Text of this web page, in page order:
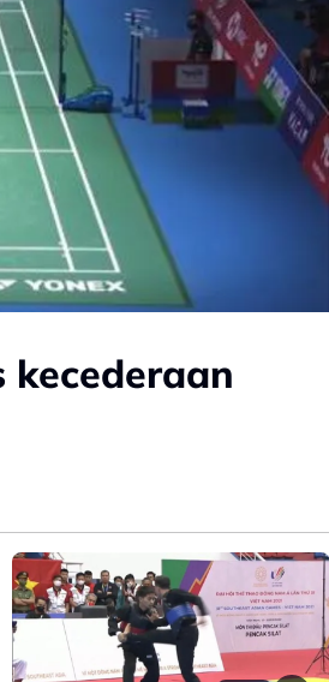
kecederaan